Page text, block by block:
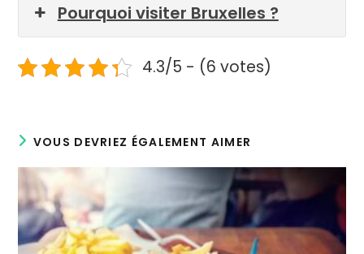
Pourquoi visiter Bruxelles ?
4.3/5 - (6 votes)
VOUS DEVRIEZ ÉGALEMENT AIMER